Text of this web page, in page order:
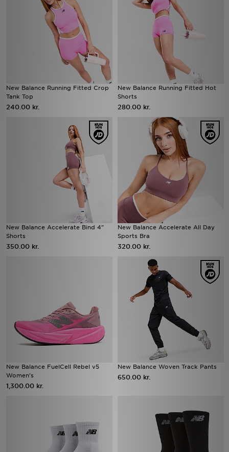
New Balance Running Fitted Crop
Tank Top
240.00 kr.
New Balance Running Fitted Hot
Shorts
280.00 kr.
New Balance Accelerate Bind 4"
Shorts
350.00 kr.
New Balance Accelerate All Day
Sports Bra
320.00 kr.
New Balance FuelCell Rebel v5
Women's
1,300.00 kr.
New Balance Woven Track Pants
650.00 kr.